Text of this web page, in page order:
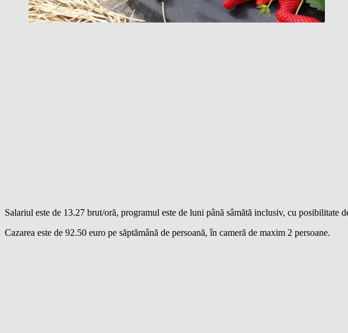
Salariul este de 13.27 brut/oră, programul este de luni până sâmătă inclusiv, cu posibilitate
Cazarea este de 92.50 euro pe săptămână de persoană, în cameră de maxim 2 persoane.